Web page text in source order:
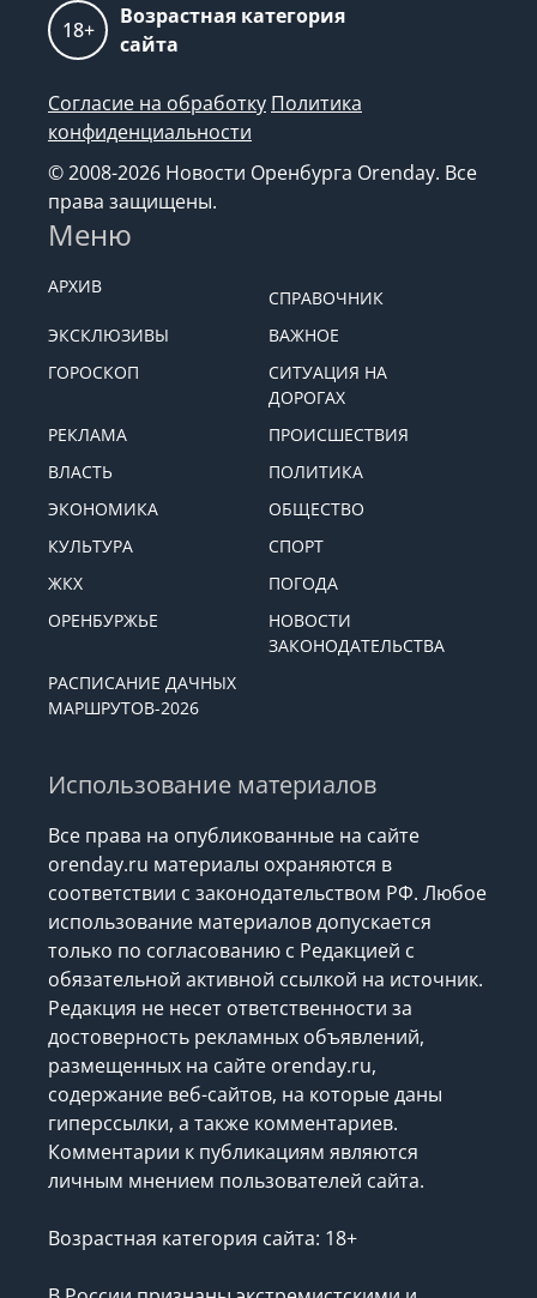
18+
Возрастная категория
сайта
Согласие на обработку Политика
конфиденциальности
© 2008-2026 Новости Оренбурга Orenday. Все
права защищены.
Меню
АРХИВ
СПРАВОЧНИК
ЭКСКЛЮЗИВЫ
ВАЖНОЕ
ГОРОСКОП
СИТУАЦИЯ НА
ДОРОГАХ
РЕКЛАМА
ПРОИСШЕСТВИЯ
ВЛАСТЬ
ПОЛИТИКА
ЭКОНОМИКА
ОБЩЕСТВО
КУЛЬТУРА
СПОРТ
ЖКХ
ПОГОДА
ОРЕНБУРЖЬЕ
НОВОСТИ
ЗАКОНОДАТЕЛЬСТВА
РАСПИСАНИЕ ДАЧНЫХ
МАРШРУТОВ-2026
Использование материалов
Все права на опубликованные на сайте
orenday.ru материалы охраняются в
соответствии с законодательством РФ. Любое
использование материалов допускается
только по согласованию с Редакцией с
обязательной активной ссылкой на источник.
Редакция не несет ответственности за
достоверность рекламных объявлений,
размещенных на сайте orenday.ru,
содержание веб-сайтов, на которые даны
гиперссылки, а также комментариев.
Комментарии к публикациям являются
личным мнением пользователей сайта.
Возрастная категория сайта: 18+